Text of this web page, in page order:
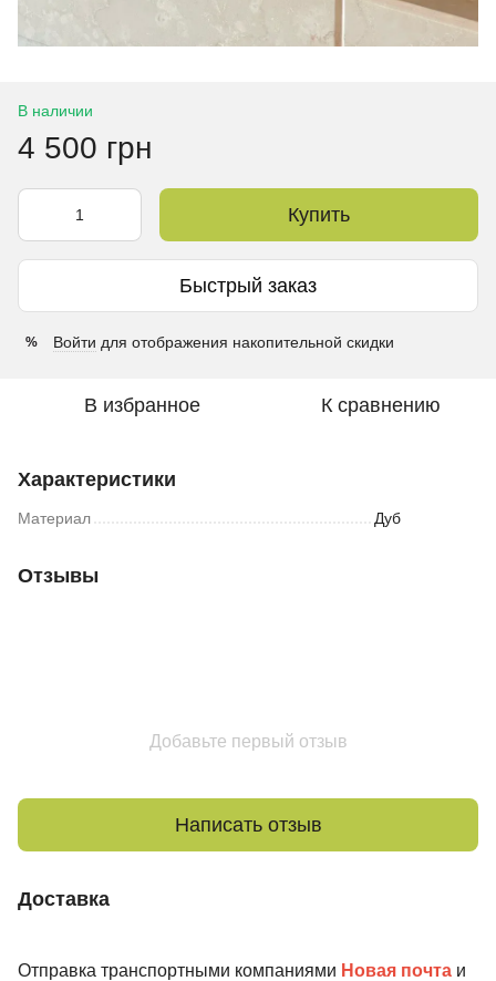
В наличии
4 500 грн
Купить
Быстрый заказ
% Войти для отображения накопительной скидки
В избранное К сравнению
Характеристики
Материал Дуб
Отзывы
Добавьте первый отзыв
Написать отзыв
Доставка
Отправка транспортными компаниями Новая почта и